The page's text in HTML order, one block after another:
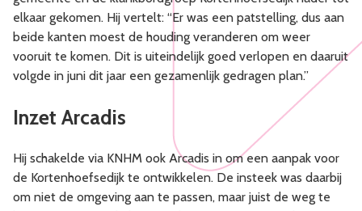
elkaar gekomen. Hij vertelt: “Er was een patstelling, dus aan
beide kanten moest de houding veranderen om weer
vooruit te komen. Dit is uiteindelijk goed verlopen en daaruit
volgde in juni dit jaar een gezamenlijk gedragen plan.”
Inzet Arcadis
Hij schakelde via KNHM ook Arcadis in om een aanpak voor
de Kortenhoefsedijk te ontwikkelen. De insteek was daarbij
om niet de omgeving aan te passen, maar juist de weg te